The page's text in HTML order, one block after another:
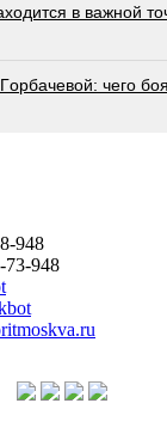
в важной
чeгo
948
73-948